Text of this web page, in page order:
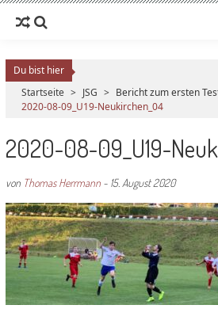
Du bist hier
Startseite > JSG > Bericht zum ersten
2020-08-09_U19-Neukirchen_04
2020-08-09_U19-
von Thomas Herrmann- 15. August 2020